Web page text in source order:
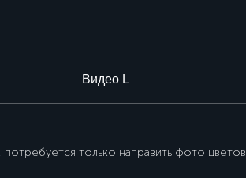
Видео L
только направить фото цветов